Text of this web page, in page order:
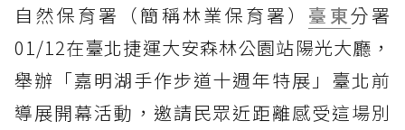
自然保育署（簡稱林業保育署） 臺東分署
01/12在臺北捷運大安森林公園站陽光大廳，
舉辦「嘉明湖手作步道十週年特展」臺北前
導展開幕活動，邀請民眾近距離感受這場別